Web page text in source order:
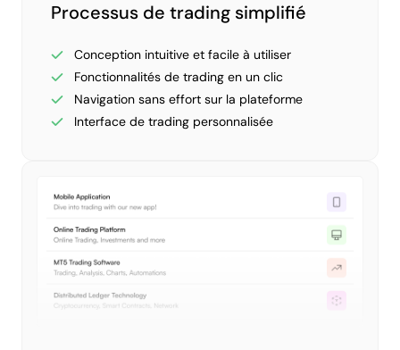
Processus de trading simplifié
Conception intuitive et facile à utiliser
Fonctionnalités de trading en un clic
Navigation sans effort sur la plateforme
Interface de trading personnalisée